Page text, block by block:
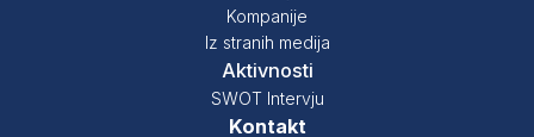
Kompanije
Iz stranih medija
Aktivnosti
SWOT Intervju
Kontakt